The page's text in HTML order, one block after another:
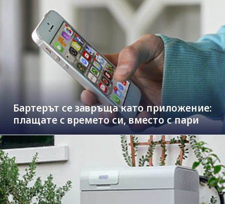
Бартерът се завръща като приложение:
плащате с времето си, вместо с пари